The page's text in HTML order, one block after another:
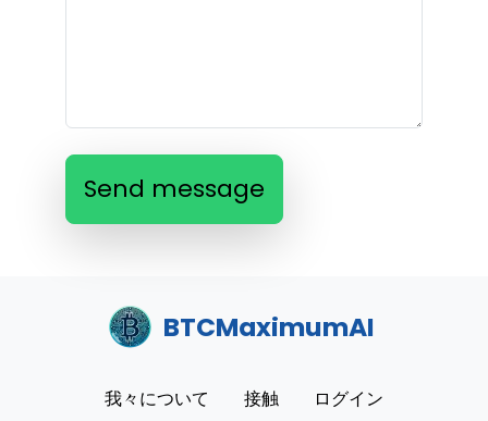
Send message
BTCMaximumAI
我々について 接触 ログイン